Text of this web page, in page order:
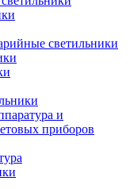
светильники
и
приборов